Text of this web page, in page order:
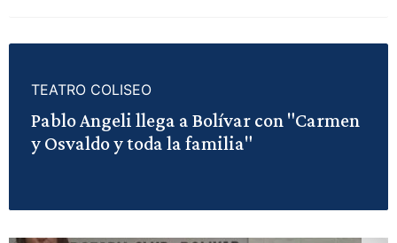
TEATRO COLISEO
Pablo Angeli llega a Bolívar con "Carmen
y Osvaldo y toda la familia"